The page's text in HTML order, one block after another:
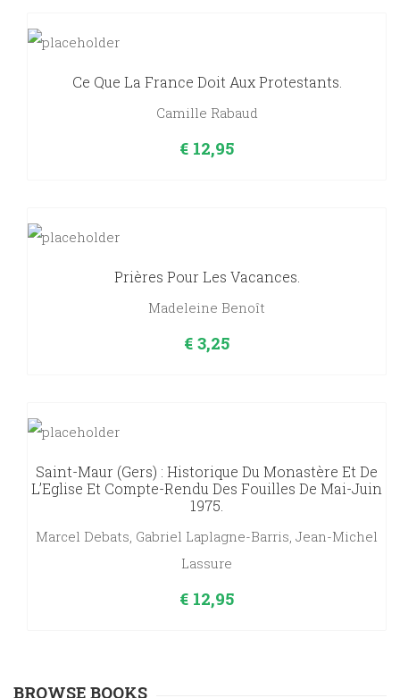
Ce Que La France Doit Aux Protestants.
Camille Rabaud
€ 12,95
Prières Pour Les Vacances.
Madeleine Benoît
€ 3,25
Saint-Maur (Gers) : Historique Du Monastère Et De
L’Eglise Et Compte-Rendu Des Fouilles De Mai-Juin
1975.
Marcel Debats, Gabriel Laplagne-Barris, Jean-Michel
Lassure
€ 12,95
BROWSE BOOKS